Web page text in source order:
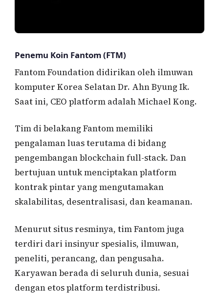
Penemu Koin Fantom (FTM)
Fantom Foundation didirikan oleh ilmuwan
komputer Korea Selatan Dr. Ahn Byung Ik.
Saat ini, CEO platform adalah Michael Kong.
Tim di belakang Fantom memiliki
pengalaman luas terutama di bidang
pengembangan blockchain full-stack. Dan
bertujuan untuk menciptakan platform
kontrak pintar yang mengutamakan
skalabilitas, desentralisasi, dan keamanan.
Menurut situs resminya, tim Fantom juga
terdiri dari insinyur spesialis, ilmuwan,
peneliti, perancang, dan pengusaha.
Karyawan berada di seluruh dunia, sesuai
dengan etos platform terdistribusi.